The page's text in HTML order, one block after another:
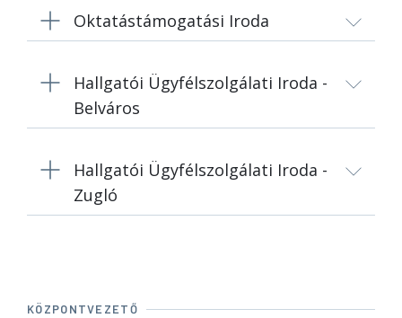
Oktatástámogatási Iroda
Hallgatói Ügyfélszolgálati Iroda -
Belváros
Hallgatói Ügyfélszolgálati Iroda -
Zugló
KÖZPONTVEZETŐ